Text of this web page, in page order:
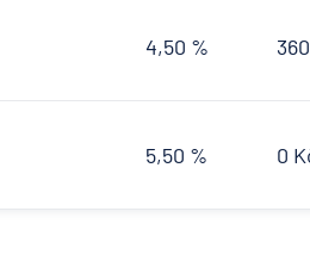
4,50 %
5,50 % 0